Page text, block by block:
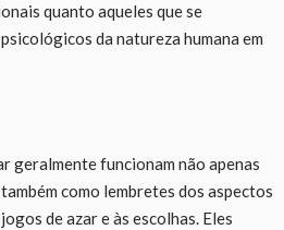
quanto aqueles que se
da natureza humana em
geralmente funcionam não apenas
como lembretes dos aspectos
de azar e às escolhas. Eles